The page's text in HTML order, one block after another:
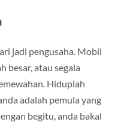
jadi pengusaha. Mobil
besar, atau segala
Hiduplah
adalah pemula yang
begitu, anda bakal